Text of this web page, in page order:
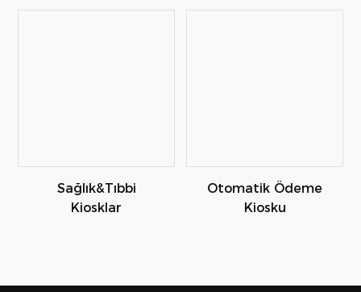
Sağlık&Tıbbi
Kiosklar
Otomatik Ödeme
Kiosku